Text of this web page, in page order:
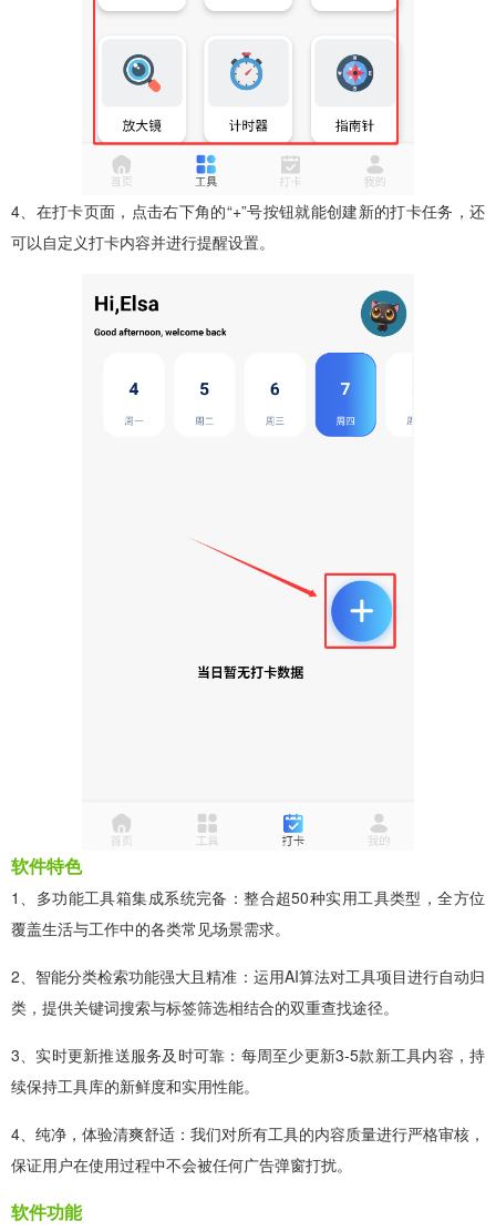
4、在打卡页面，点击右下角的“+”号按钮就能创建新的打卡任务，还
可以自定义打卡内容并进行提醒设置。
软件特色
1、多功能工具箱集成系统完备：整合超50种实用工具类型，全方位
覆盖生活与工作中的各类常见场景需求。
2、智能分类检索功能强大且精准：运用AI算法对工具项目进行自动归
类，提供关键词搜索与标签筛选相结合的双重查找途径。
3、实时更新推送服务及时可靠：每周至少更新3-5款新工具内容，持
续保持工具库的新鲜度和实用性能。
4、纯净，体验清爽舒适：我们对所有工具的内容质量进行严格审核，
保证用户在使用过程中不会被任何广告弹窗打扰。
软件功能